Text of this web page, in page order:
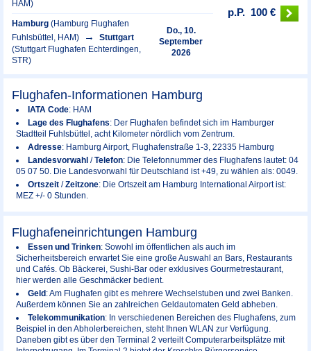
HAM)
Hamburg (Hamburg Flughafen
Fuhlsbüttel, HAM)
Stuttgart
(Stuttgart Flughafen Echterdingen,
STR)
Do., 10.
September
2026
p.P. 100 €
Flughafen-Informationen Hamburg
IATA Code: HAM
Lage des Flughafens: Der Flughafen befindet sich im Hamburger
Stadtteil Fuhlsbüttel, acht Kilometer nördlich vom Zentrum.
Adresse: Hamburg Airport, Flughafenstraße 1-3, 22335 Hamburg
Landesvorwahl /Telefon: Die Telefonnummer des Flughafens lautet: 04
05 07 50. Die Landesvorwahl für Deutschland ist +49, zu wählen als: 0049.
Ortszeit /Zeitzone: Die Ortszeit am Hamburg International Airport ist:
MEZ +/- 0 Stunden.
Flughafeneinrichtungen Hamburg
Essen und Trinken: Sowohl im öffentlichen als auch im
Sicherheitsbereich erwartet Sie eine große Auswahl an Bars, Restaurants
und Cafés. Ob Bäckerei, Sushi-Bar oder exklusives Gourmetrestaurant,
hier werden alle Geschmäcker bedient.
Geld: Am Flughafen gibt es mehrere Wechselstuben und zwei Banken.
Außerdem können Sie an zahlreichen Geldautomaten Geld abheben.
Telekommunikation: In verschiedenen Bereichen des Flughafens, zum
Beispiel in den Abholerbereichen, steht Ihnen WLAN zur Verfügung.
Daneben gibt es über den Terminal 2 verteilt Computerarbeitsplätze mit